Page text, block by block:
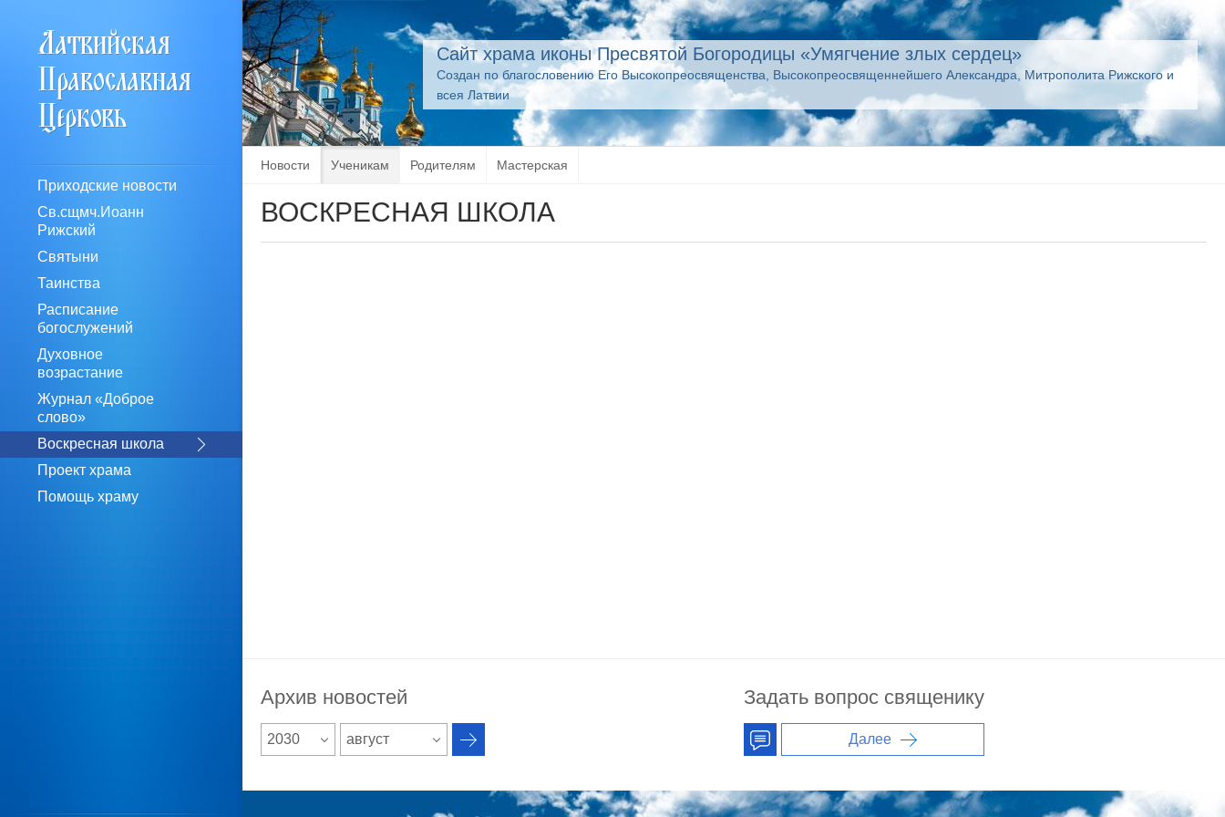
Приходские новости
Св.сщмч.Иоанн
Рижский
Святыни
Таинства
Расписание
богослужений
Духовное
возрастание
Журнал «Доброе
слово»
Воскресная школа
Проект храма
Помощь храму
Сайт храма иконы Пресвятой Богородицы «Умягчение злых сердец»
Создан по благословению Его Высокопреосвященства, Высокопреосвященнейшего Александра, Митрополита Рижского и
всея Латвии
Новости Ученикам Родителям Мастерская
ВОСКРЕСНАЯ ШКОЛА
Архив новостей
2030 август
Задать вопрос священику
Далее